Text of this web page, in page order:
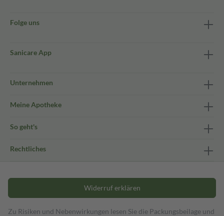
Folge uns
Sanicare App
Unternehmen
Meine Apotheke
So geht's
Rechtliches
Widerruf erklären
Zu Risiken und Nebenwirkungen lesen Sie die Packungsbeilage und